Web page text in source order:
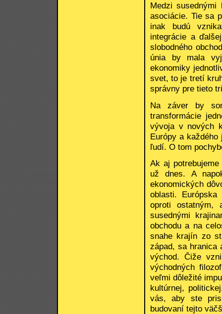
Medzi susednými
asociácie. Tie sa
inak budú
integrácie a
slobodného
únia by mala
ekonomiky
svet, to je tretí
správny pre tieto
Na záver by
transformácie
vývoja v nových
Európy a
ľudí. O tom
Ak aj
už dnes. A
ekonomických
oblasti.
oproti ostatným,
susednými
obchodu a na
snahe krajín zo
západ, sa hranica
východ. Čiže
východných
veľmi dôležité
kultúrnej,
vás, aby ste
budovaní tejto